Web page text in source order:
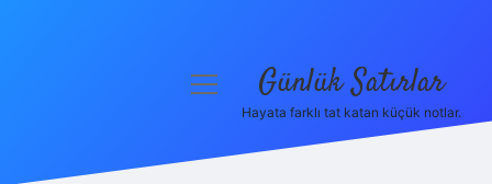
menüyü Günlük Satırlar
Hayata farklı tat katan küçük notlar.